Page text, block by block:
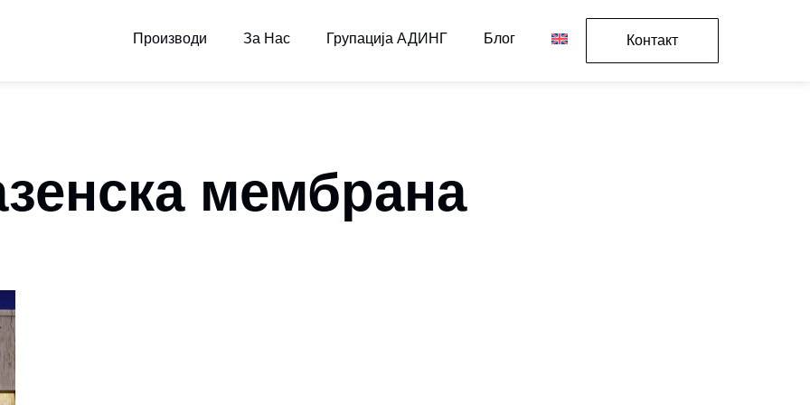
Производи За Нас Групација АДИНГ Блог Контакт
мембрана